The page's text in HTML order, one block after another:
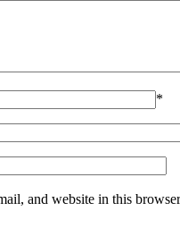
*
and website in this